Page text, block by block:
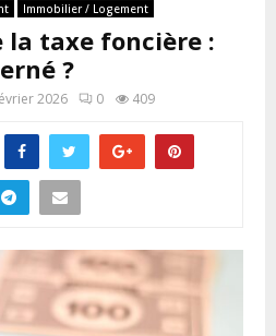
Immobilier / Logement
la taxe foncière :
?
2026 0 409